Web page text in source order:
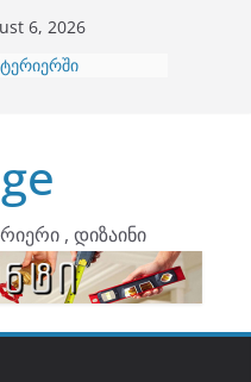
6, 2026
, დიზაინი